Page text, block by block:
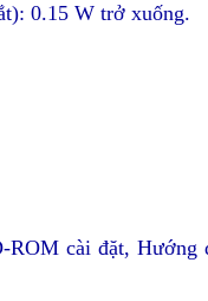
0.15 W trở xuống.
cài đặt, Hướng